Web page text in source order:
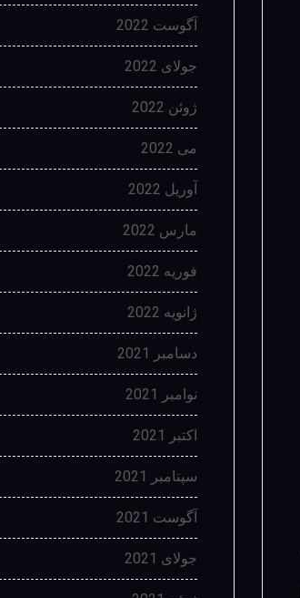
آگوست 2022
جولای 2022
ژوئن 2022
می 2022
آوریل 2022
مارس 2022
فوریه 2022
ژانویه 2022
دسامبر 2021
نوامبر 2021
اکتبر 2021
سپتامبر 2021
آگوست 2021
جولای 2021